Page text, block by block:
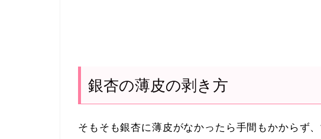
銀杏の薄皮の剥き方
そもそも銀杏に薄皮がなかったら手間もかからず